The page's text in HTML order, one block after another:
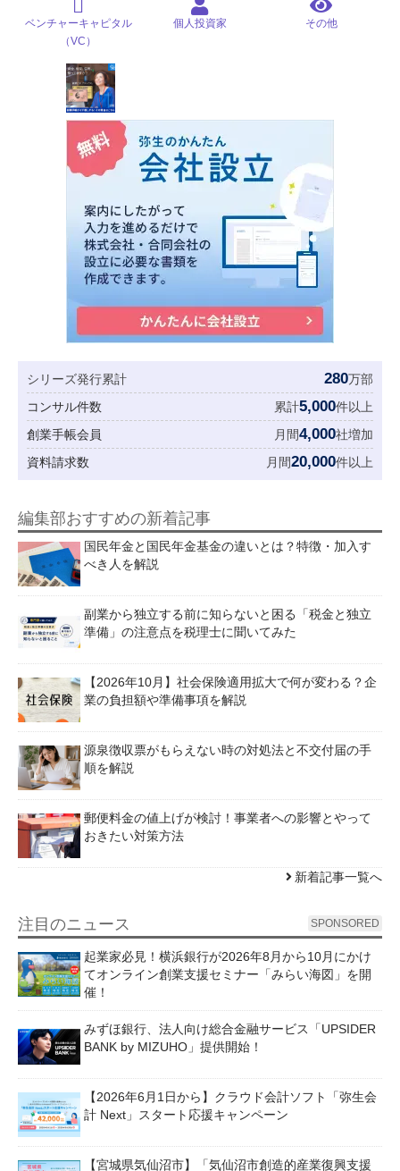
ベンチャーキャピタル
（VC）
個人投資家 その他
シリーズ発行累計 280万部
コンサル件数
累計5,000件以上
創業手帳会員
月間4,000社増加
資料請求数
月間20,000件以上
編集部おすすめの新着記事
国民年金と国民年金基金の違いとは？特徴・加入す
べき人を解説
副業から独立する前に知らないと困る「税金と独立
準備」の注意点を税理士に聞いてみた
【2026年10月】社会保険適用拡大で何が変わる？企
業の負担額や準備事項を解説
源泉徴収票がもらえない時の対処法と不交付届の手
順を解説
郵便料金の値上げが検討！事業者への影響とやって
おきたい対策方法
新着記事一覧へ
注目のニュース SPONSORED
起業家必見！横浜銀行が2026年8月から10月にかけ
てオンライン創業支援セミナー「みらい海図」を開
催！
みずほ銀行、法人向け総合金融サービス「UPSIDER
BANK by MIZUHO」提供開始！
【2026年6月1日から】クラウド会計ソフト「弥生会
計 Next」スタート応援キャンペーン
【宮城県気仙沼市】「気仙沼市創造的産業復興支援